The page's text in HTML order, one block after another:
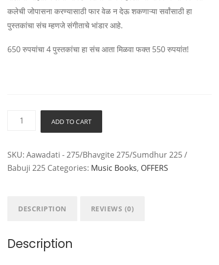
कलेची जोपासना करण्यासाठी फार वेळ न देऊ शकणाऱ्या सर्वांसाठी हा
पुस्तकांचा संच म्हणजे संगीताचे भांडार आहे.
650 रुपयांचा 4 पुस्तकांचा हा संच आता मिळवा फक्त 550 रुपयांत!
सुधीर
भावगीते,आवडती
गाणी
|
ADD TO CART
SKU: Aawadati - 275/Bhavgite 275/Sumdhur 225 /
Babuji 225 Categories: Music Books, OFFERS
DESCRIPTION REVIEWS (0)
Description